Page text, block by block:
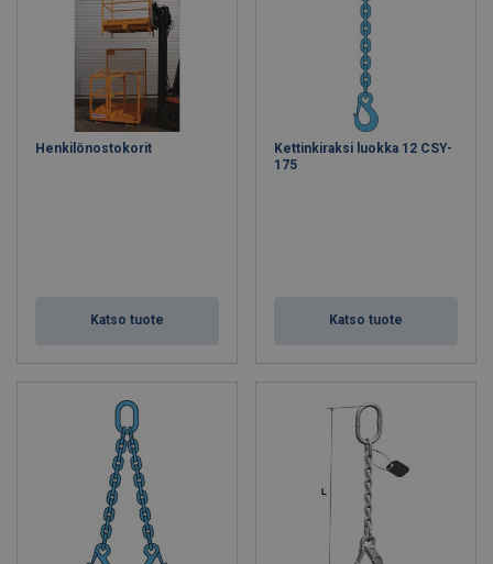
Henkilönostokorit
Katso tuote
Kettinkiraksi luokka 12 CSY-
175
Katso tuote